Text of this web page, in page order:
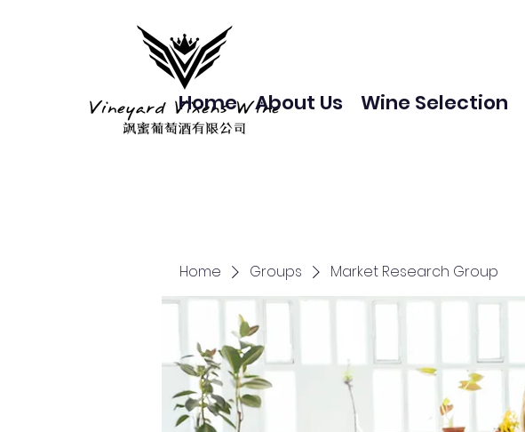
Home About Us Wine Selection
Home Groups Market Research Group